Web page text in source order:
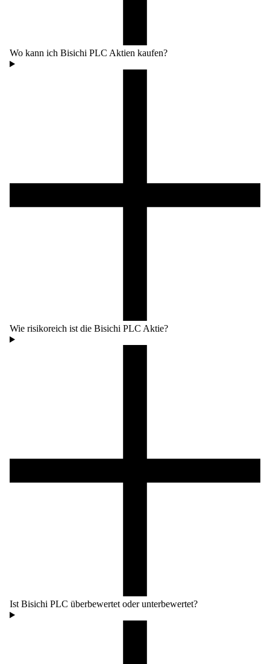
Wo kann ich Bisichi PLC Aktien kaufen?
Wie risikoreich ist die Bisichi PLC Aktie?
Ist Bisichi PLC überbewertet oder unterbewertet?